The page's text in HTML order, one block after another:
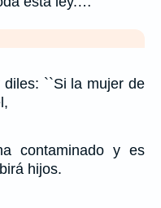
``Si la mujer de
contaminado y es
hijos.